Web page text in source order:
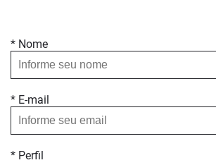
* Nome
* E-mail
* Perfil